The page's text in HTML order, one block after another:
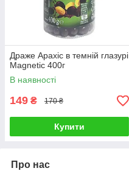
Драже Арахіс в темній глазурі
Magnetic 400г
В наявності
149 ₴ 170 ₴
Купити
Про нас